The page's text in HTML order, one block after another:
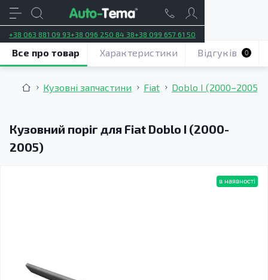
+38 063 881 09 93+38 096 250 84 38+38 099 657 61 50
Кузовні запчастини Fiat Doblo I (2000–2005)
Кузовний поріг для Fiat Doblo I (2000-
2005)
Все про товар Характеристики Відгуків 0
в наявності